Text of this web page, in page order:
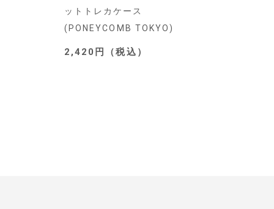
ットトレカケース
(PONEYCOMB TOKYO)
2,420円（税込）